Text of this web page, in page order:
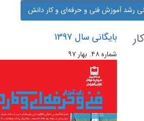
رشد آموزش فنی و حرفه‌ای و کار دانش
بایگانی سال 1397
شماره ۴۸. بهار ۹۷